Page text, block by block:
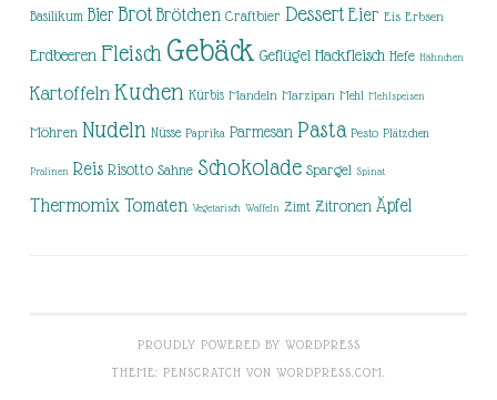
Basilikum Bier Brot Brötchen Craftbier Dessert Eier Eis Erbsen
Erdbeeren Fleisch Gebäck Geflügel Hackfleisch Hefe Hähnchen
Kartoffeln Kuchen Kürbis Mandeln Marzipan Mehl Mehlspeisen
Möhren Nudeln Nüsse Paprika Parmesan Pasta Pesto Plätzchen
Pralinen Reis Risotto Sahne Schokolade Spargel Spinat
Thermomix Tomaten Vegetarisch Waffeln Zimt Zitronen Äpfel
PROUDLY POWERED BY WORDPRESS
THEME: PENSCRATCH VON WORDPRESS.COM